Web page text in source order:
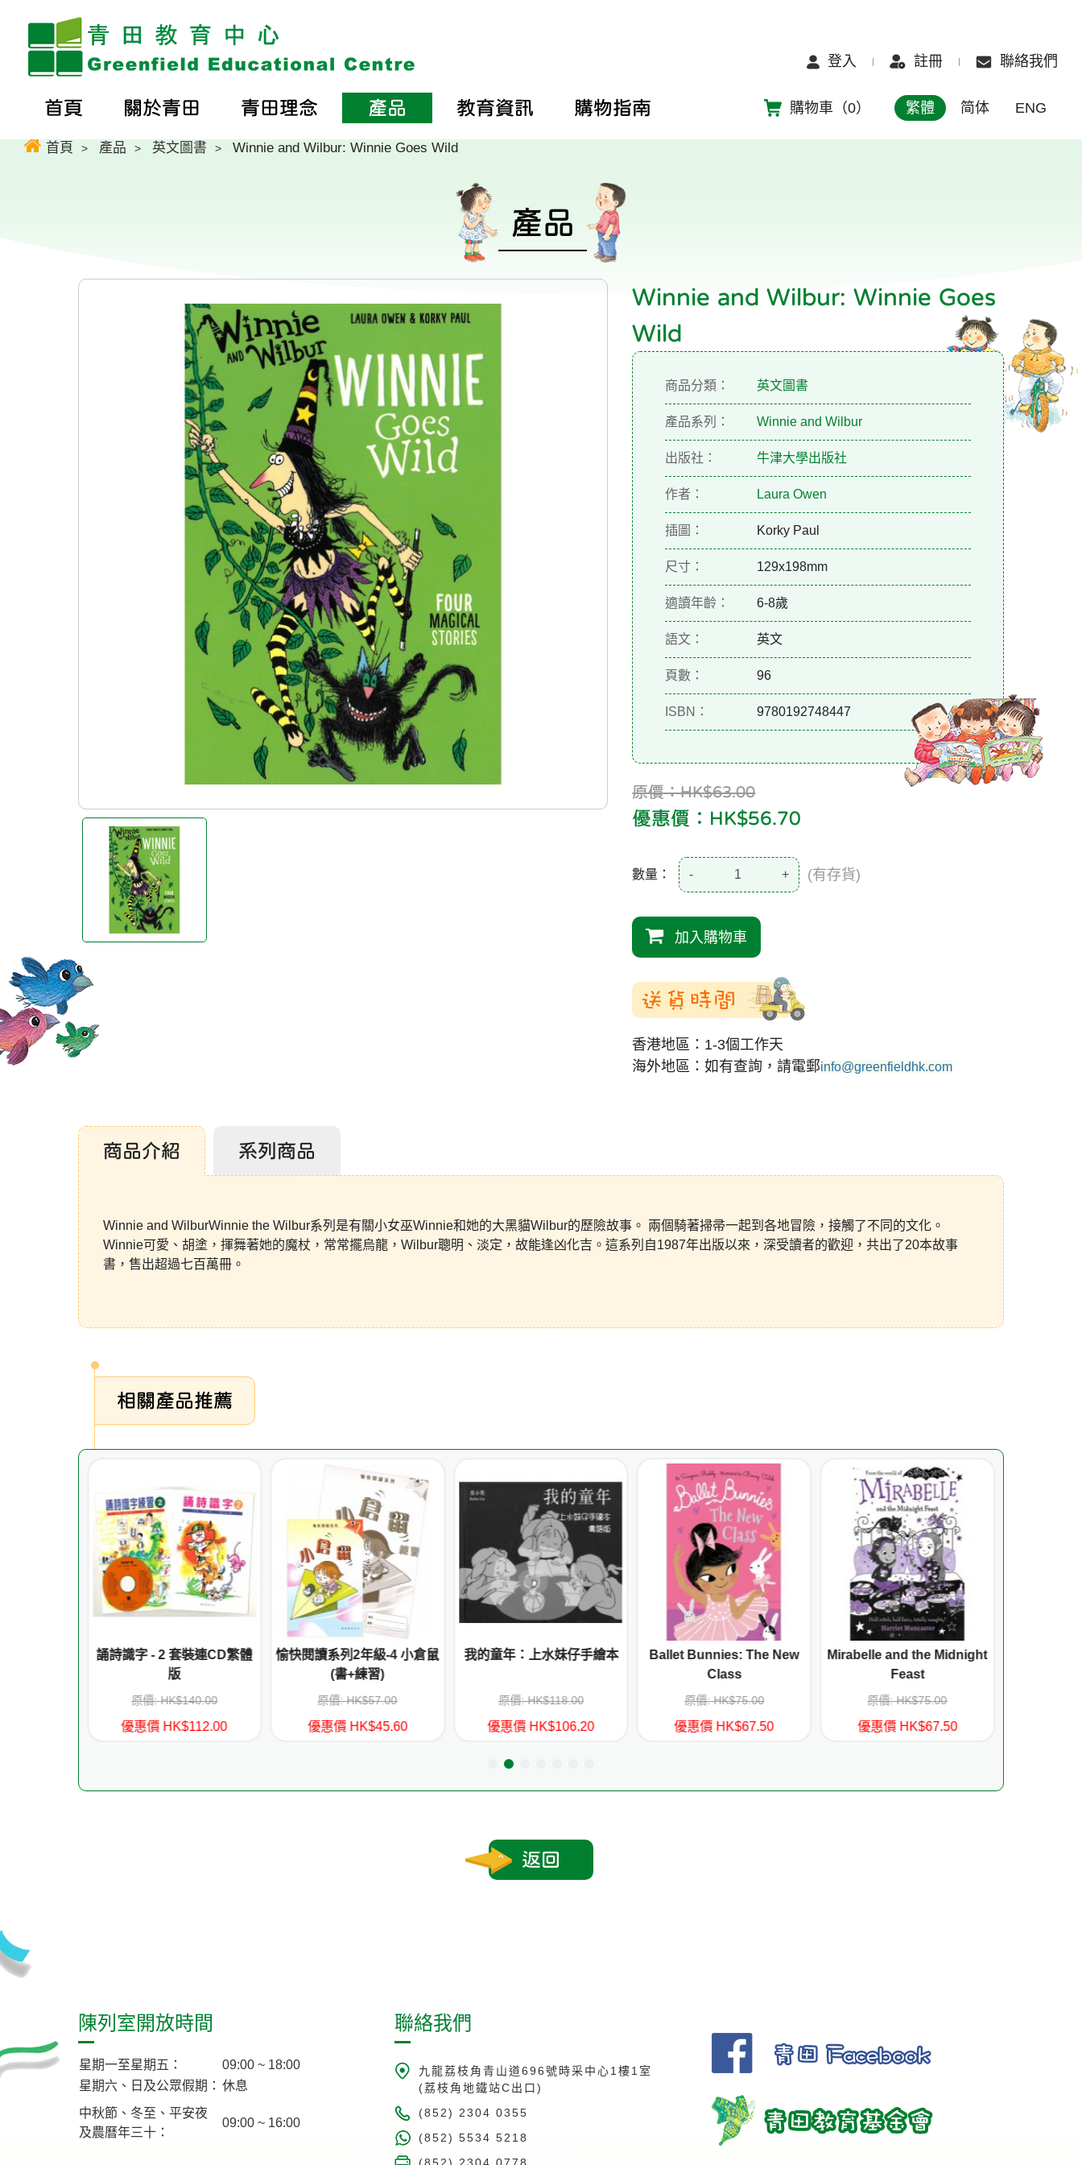
登入 註冊 聯絡我們
首頁 關於青田 青田理念 產品 教育資訊 購物指南 購物車（0） 繁體 简体 ENG
首頁 產品 英文圖書 Winnie and Wilbur: Winnie Goes Wild
產品
Winnie and Wilbur: Winnie Goes
Wild
商品分類： 英文圖書
產品系列： Winnie and Wilbur
出版社： 牛津大學出版社
作者： Laura Owen
插圖： Korky Paul
尺寸： 129x198mm
適讀年齡： 6-8歲
語文： 英文
頁數： 96
ISBN： 9780192748447
原價：HK$63.00
優惠價：HK$56.70
數量： - + (有存貨)
加入購物車
送貨時間
香港地區：1-3個工作天
海外地區：如有查詢，請電郵info@greenfieldhk.com
商品介紹 系列商品
Winnie and WilburWinnie the Wilbur系列是有關小女巫Winnie和她的大黑貓Wilbur的歷險故事。 兩個騎著掃帚一起到各地冒險，接觸了不同的文化。
Winnie可愛、胡塗，揮舞著她的魔杖，常常擺烏龍，Wilbur聰明、淡定，故能逢凶化吉。這系列自1987年出版以來，深受讀者的歡迎，共出了20本故事
書，售出超過七百萬冊。
相關產品推薦
誦詩識字 - 2 套裝連CD繁體
版
原價: HK$140.00
優惠價 HK$112.00
愉快閱讀系列2年級-4 小倉鼠
(書+練習)
原價: HK$57.00
優惠價 HK$45.60
我的童年：上水妹仔手繪本
原價: HK$118.00
優惠價 HK$106.20
Ballet Bunnies: The New
Class
原價: HK$75.00
優惠價 HK$67.50
Mirabelle and the Midnight
Feast
原價: HK$75.00
優惠價 HK$67.50
返回
陳列室開放時間
星期一至星期五：
09:00 ~ 18:00
星期六、日及公眾假期： 休息
中秋節、冬至、平安夜
及農曆年三十：
09:00 ~ 16:00
聯絡我們
九龍荔枝角青山道696號時采中心1樓1室
(荔枝角地鐵站C出口)
(852) 2304 0355
(852) 5534 5218